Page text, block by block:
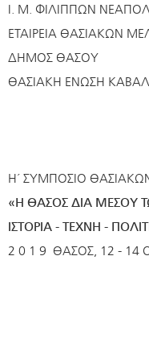
Ι. Μ. ΦΙΛΙΠΠΩΝ
ΕΤΑΙΡΕΙΑ ΘΑΣΙΑΚΩΝ
ΔΗΜΟΣ ΘΑΣΟΥ
ΘΑΣΙΑΚΗ ΕΝΩΣΗ
Η΄ ΣΥΜΠΟΣΙΟ
«Η ΘΑΣΟΣ ΔΙΑ ΜΕΣΟΥ
ΙΣΤΟΡΙΑ - ΤΕΧΝΗ -
2 0 1 9 ΘΑΣΟΣ, 12 - 14